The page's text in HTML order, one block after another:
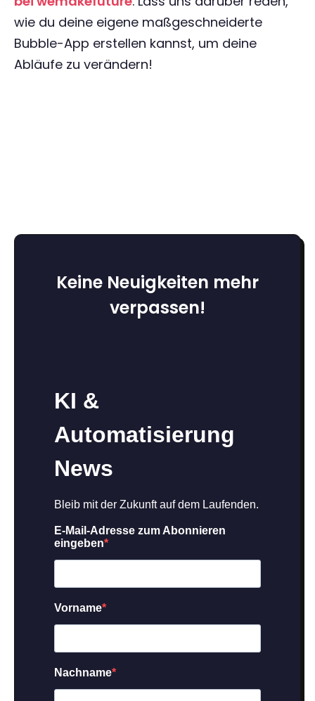
wie du deine eigene maßgeschneiderte
Bubble-App erstellen kannst, um deine
Abläufe zu verändern!
Keine Neuigkeiten mehr
verpassen!